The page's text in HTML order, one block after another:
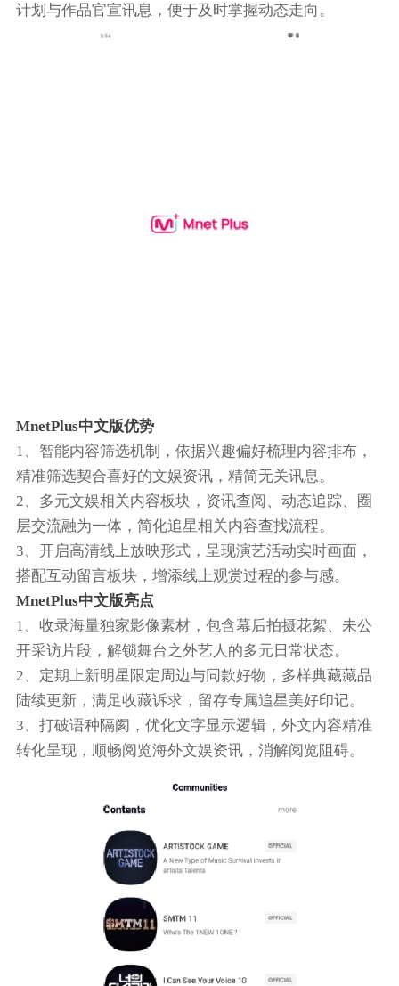
计划与作品官宣讯息，便于及时掌握动态走向。
MnetPlus中文版优势
1、智能内容筛选机制，依据兴趣偏好梳理内容排布，
精准筛选契合喜好的文娱资讯，精简无关讯息。
2、多元文娱相关内容板块，资讯查阅、动态追踪、圈
层交流融为一体，简化追星相关内容查找流程。
3、开启高清线上放映形式，呈现演艺活动实时画面，
搭配互动留言板块，增添线上观赏过程的参与感。
MnetPlus中文版亮点
1、收录海量独家影像素材，包含幕后拍摄花絮、未公
开采访片段，解锁舞台之外艺人的多元日常状态。
2、定期上新明星限定周边与同款好物，多样典藏藏品
陆续更新，满足收藏诉求，留存专属追星美好印记。
3、打破语种隔阂，优化文字显示逻辑，外文内容精准
转化呈现，顺畅阅览海外文娱资讯，消解阅览阻碍。